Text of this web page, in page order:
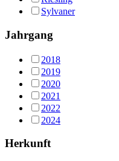
Sylvaner
Jahrgang
2018
2019
2020
2021
2022
2024
Herkunft